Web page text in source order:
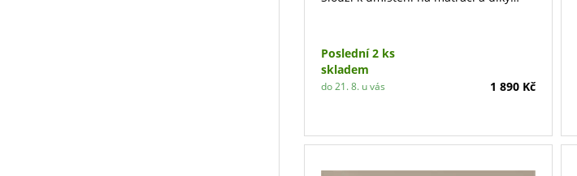
životnost.
Poslední 2 ks
skladem
do 21. 8. u vás 1 890 Kč